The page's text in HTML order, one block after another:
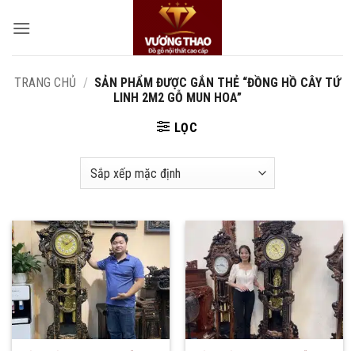
qua
TRANG CHỦ / SẢN PHẨM ĐƯỢC GẮN THẺ “ĐỒNG HỒ CÂY TỨ
LINH 2M2 GỖ MUN HOA”
LỌC